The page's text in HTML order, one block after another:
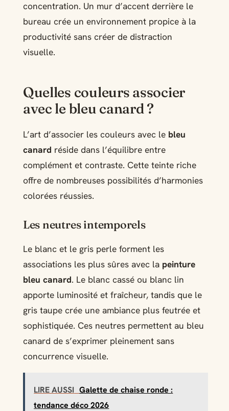
concentration. Un mur d’accent derrière le
bureau crée un environnement propice à la
productivité sans créer de distraction
visuelle.
Quelles couleurs associer
avec le bleu canard ?
L’art d’associer les couleurs avec le bleu
canard réside dans l’équilibre entre
complément et contraste. Cette teinte riche
offre de nombreuses possibilités d’harmonies
colorées réussies.
Les neutres intemporels
Le blanc et le gris perle forment les
associations les plus sûres avec la peinture
bleu canard. Le blanc cassé ou blanc lin
apporte luminosité et fraîcheur, tandis que le
gris taupe crée une ambiance plus feutrée et
sophistiquée. Ces neutres permettent au bleu
canard de s’exprimer pleinement sans
concurrence visuelle.
LIRE AUSSI Galette de chaise ronde :
tendance déco 2026